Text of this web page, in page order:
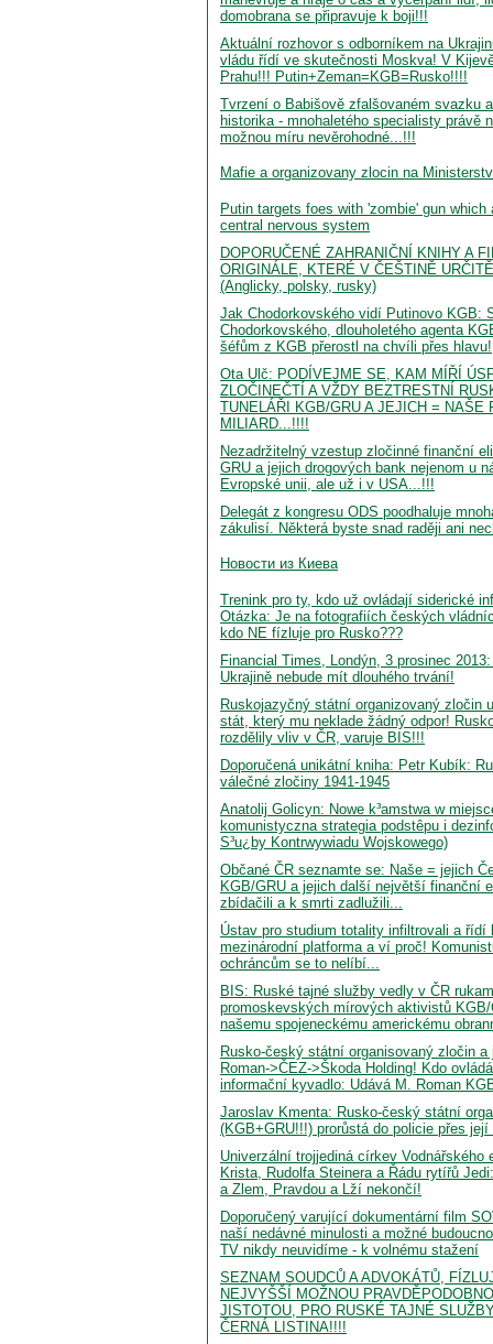
domobrana se připravuje k boji!!!
Aktuální rozhovor s odborníkem na
vládu řídí ve skutečnosti Moskva! V
Prahu!!! Putin+Zeman=KGB=Rusko!!!!
Tvrzení o Babišově zfalšovaném svazku
historika - mnohaletého specialisty právě
možnou míru nevěrohodné...!!!
Mafie a organizovany zlocin na
Putin targets foes with 'zombie' gun
central nervous system
DOPORUČENÉ ZAHRANIČNÍ KNIHY A
ORIGINÁLE, KTERÉ V ČEŠTINĚ
(Anglicky, polsky, rusky)
Jak Chodorkovského vidí Putinovo KGB:
Chodorkovského, dlouholetého agenta
šéfům z KGB přerostl na chvíli přes hlavu!
Ota Ulč: PODÍVEJME SE, KAM MÍŘÍ
ZLOČINEČTÍ A VŽDY BEZTRESTNÍ
TUNELÁŘI KGB/GRU A JEJICH = NAŠE
MILIARD...!!!!
Nezadržitelný vzestup zločinné finanční
GRU a jejich drogových bank nejenom u
Evropské unii, ale už i v USA...!!!
Delegát z kongresu ODS poodhaluje
zákulisí. Některá byste snad raději ani
Hовости из Киева
Trenink pro ty, kdo už ovládají siderické
Otázka: Je na fotografiích českých
kdo NE fízluje pro Rusko???
Financial Times, Londýn, 3 prosinec
Ukrajině nebude mít dlouhého trvání!
Ruskojazyčný státní organizovaný zločin
stát, který mu neklade žádný odpor!
rozdělily vliv v ČR, varuje BIS!!!
Doporučená unikátní kniha: Petr Kubík:
válečné zločiny 1941-1945
Anatolij Golicyn: Nowe k³amstwa w
komunistyczna strategia podstêpu i
S³u¿by Kontrwywiadu Wojskowego)
Občané ČR seznamte se: Naše = jejich
KGB/GRU a jejich další největší finanční
zbídačili a k smrti zadlužili...
Ústav pro studium totality infiltrovali a řídí
mezinárodní platforma a ví proč!
ochráncům se to nelíbí...
BIS: Ruské tajné služby vedly v ČR
promoskevských mírových aktivistů KGB/
našemu spojeneckému americkému
Rusko-český státní organisovaný zločin a
Roman->ČEZ->Škoda Holding! Kdo
informační kyvadlo: Udává M. Roman
Jaroslav Kmenta: Rusko-český státní
(KGB+GRU!!!) prorůstá do policie přes
Univerzální trojjediná církev Vodnářského
Krista, Rudolfa Steinera a Řádu rytířů
a Zlem, Pravdou a Lží nekončí!
Doporučený varující dokumentární film
naší nedávné minulosti a možné
TV nikdy neuvidíme - k volnému stažení
SEZNAM SOUDCŮ A ADVOKÁTŮ,
NEJVYŠŠÍ MOŽNOU
JISTOTOU, PRO RUSKÉ TAJNÉ
ČERNÁ LISTINA!!!!